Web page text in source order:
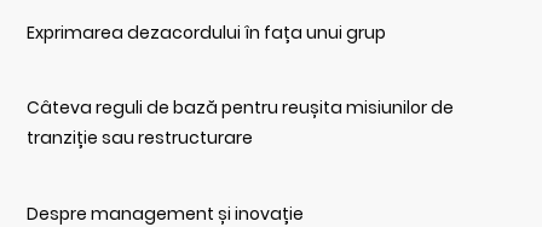
Exprimarea dezacordului în fața unui grup
Câteva reguli de bază pentru reușita misiunilor de
tranziție sau restructurare
Despre management și inovație